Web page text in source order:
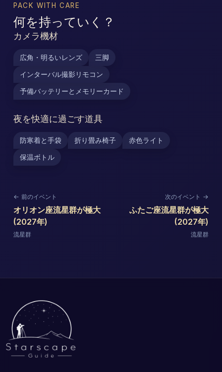
PACK WITH CARE
何を持っていく？
カメラ機材
広角・明るいレンズ
三脚
インターバル撮影リモコン
予備バッテリーとメモリーカード
夜を快適に過ごす道具
防寒着と手袋 折り畳み椅子
赤色ライト
保温ボトル
← 前のイベント
オリオン座流星群が極大
(2027年)
流星群
次のイベント →
ふたご座流星群が極大
(2027年)
流星群